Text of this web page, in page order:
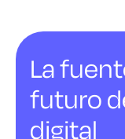
La
futuro
digital